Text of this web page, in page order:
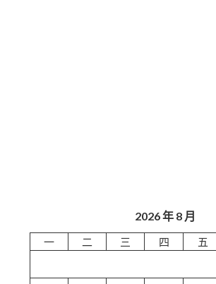
2026 年 8 月
一 二 三 四 五